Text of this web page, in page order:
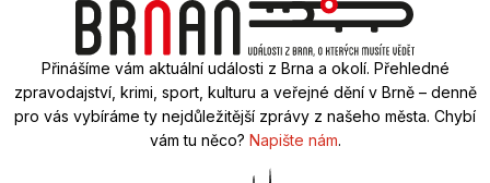
Přinášíme vám aktuální události z Brna a okolí. Přehledné
zpravodajství, krimi, sport, kulturu a veřejné dění v Brně – denně
pro vás vybíráme ty nejdůležitější zprávy z našeho města. Chybí
vám tu něco? Napište nám.